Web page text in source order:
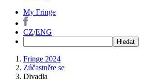
My Fringe
CZ/ENG
Fringe 2024
Zúčastněte se
Divadla